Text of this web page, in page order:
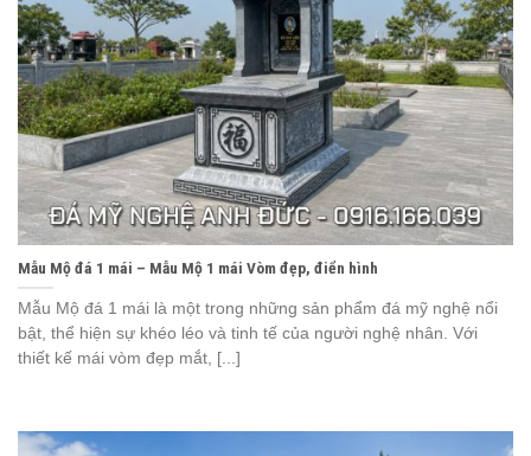
Mẫu Mộ đá 1 mái – Mẫu Mộ 1 mái Vòm đẹp, điển hình
Mẫu Mộ đá 1 mái là một trong những sản phẩm đá mỹ nghệ nổi
bật, thể hiện sự khéo léo và tinh tế của người nghệ nhân. Với
thiết kế mái vòm đẹp mắt, [...]